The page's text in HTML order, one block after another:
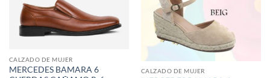
CALZADO DE MUJER
MERCEDES BAMARA 6
CALZADO DE MUJER